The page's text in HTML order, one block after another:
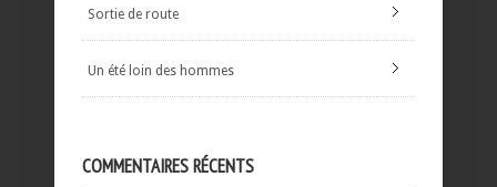
Sortie de route
Un été loin des hommes
COMMENTAIRES RÉCENTS